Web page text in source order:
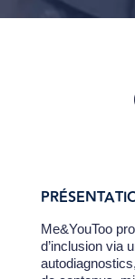
Me&YouToo
d’inclusion via